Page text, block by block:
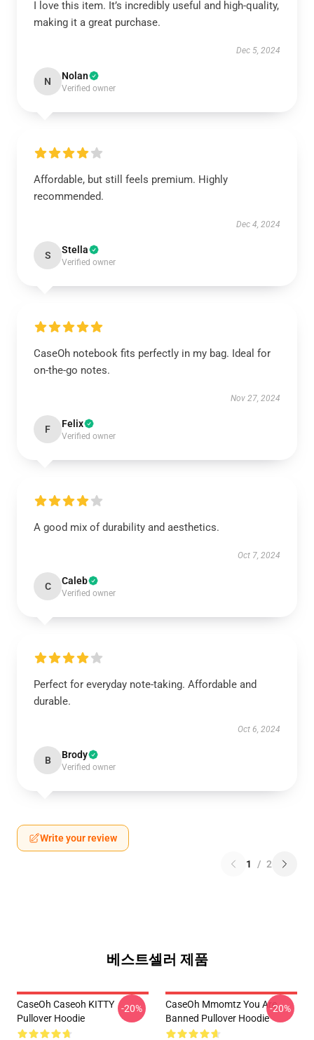
I love this item. It’s incredibly useful and high-quality,
making it a great purchase.
Dec 5, 2024
N Nolan
Verified owner
Affordable, but still feels premium. Highly
recommended.
Dec 4, 2024
S Stella
Verified owner
CaseOh notebook fits perfectly in my bag. Ideal for
on-the-go notes.
Nov 27, 2024
F Felix
Verified owner
A good mix of durability and aesthetics.
Oct 7, 2024
C Caleb
Verified owner
Perfect for everyday note-taking. Affordable and
durable.
Oct 6, 2024
B Brody
Verified owner
Write your review
1 / 2
베스트셀러 제품
CaseOh Caseoh KITTY
Pullover Hoodie
-20%
CaseOh Mmomtz You Are
Banned Pullover Hoodie
-20%